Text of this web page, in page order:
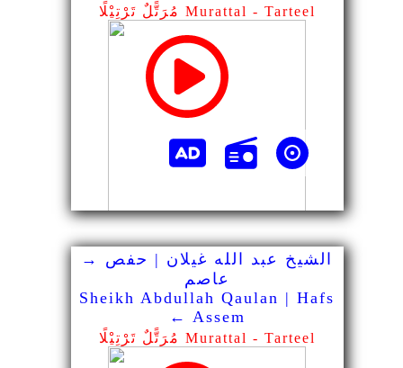
مُرَتًّلٌ تَرْتِيْلًا Murattal - Tarteel
الشيخ عبد الله غيلان | حفص →
عاصم
Sheikh Abdullah Qaulan | Hafs
← Assem
مُرَتًّلٌ تَرْتِيْلًا Murattal - Tarteel